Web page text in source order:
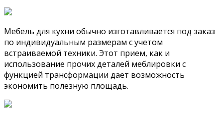
Мебель для кухни обычно изготавливается под заказ
по индивидуальным размерам с учетом
встраиваемой техники. Этот прием, как и
использование прочих деталей меблировки с
функцией трансформации дает возможность
экономить полезную площадь.